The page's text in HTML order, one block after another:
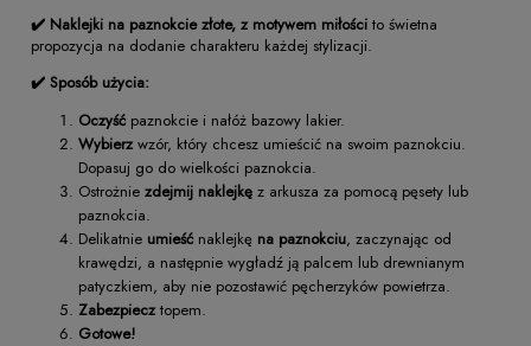
✔️ Naklejki na paznokcie złote, z motywem miłości to świetna
propozycja na dodanie charakteru każdej stylizacji.
✔️ Sposób użycia:
Oczyść paznokcie i nałóż bazowy lakier.
Wybierzwzór, który chcesz umieścić na swoim paznokciu.
Dopasuj go do wielkości paznokcia.
Ostrożnie zdejmij naklejkę z arkusza za pomocą pęsety lub
paznokcia.
Delikatnie umieść naklejkę na paznokciu, zaczynając od
krawędzi, a następnie wygładź ją palcem lub drewnianym
patyczkiem, aby nie pozostawić pęcherzyków powietrza.
Zabezpiecztopem.
Gotowe!